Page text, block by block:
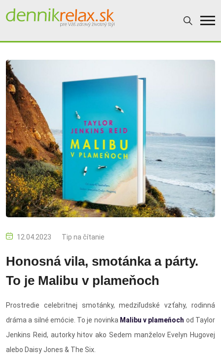
12.04.2023 Tip na čítanie
Honosná vila, smotánka a párty.
To je Malibu v plameňoch
Prostredie celebritnej smotánky, medziľudské vzťahy, rodinná
dráma a silné emócie. To je novinka Malibu v plameňoch od Taylor
Jenkins Reid, autorky hitov ako Sedem manželov Evelyn Hugovej
alebo Daisy Jones & The Six.